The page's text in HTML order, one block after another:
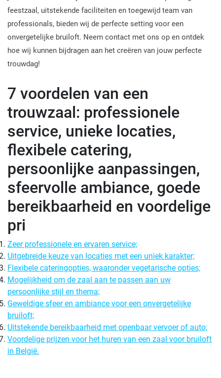
feestzaal, uitstekende faciliteiten en toegewijd team van
professionals, bieden wij de perfecte setting voor een
onvergetelijke bruiloft. Neem contact met ons op en ontdek
hoe wij kunnen bijdragen aan het creëren van jouw perfecte
trouwdag!
7 voordelen van een
trouwzaal: professionele
service, unieke locaties,
flexibele catering,
persoonlijke aanpassingen,
sfeervolle ambiance, goede
bereikbaarheid en voordelige
pri
Zeer professionele en ervaren service;
Uitgebreide keuze van locaties met een uniek karakter;
Flexibele cateringopties, waaronder vegetarische opties;
Mogelijkheid om de zaal aan te passen aan uw
persoonlijke stijl en thema;
Geweldige sfeer en ambiance voor een onvergetelijke
bruiloft;
Uitstekende bereikbaarheid met openbaar vervoer of auto;
Voordelige prijzen voor het huren van een zaal voor bruiloft
in België.